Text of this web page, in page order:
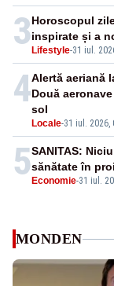
3 Lifestyle-31 iul.
Horoscopul
inspirate și a
4
Locale-31 iul. 2026,
Alertă aeriană
Două
sol
5 Economie-31 iul.
SANITAS:
sănătate în
MONDEN